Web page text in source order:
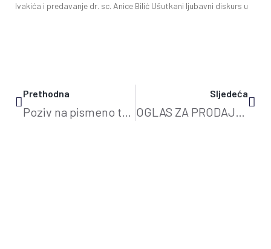
Ivakića i predavanje dr. sc. Anice Bilić Ušutkani ljubavni diskurs u
Prethodna
Poziv na pismeno testiranje
Sljedeća
OGLAS ZA PRODAJU RABLJENOG VOZILA – BIBLIOBUS